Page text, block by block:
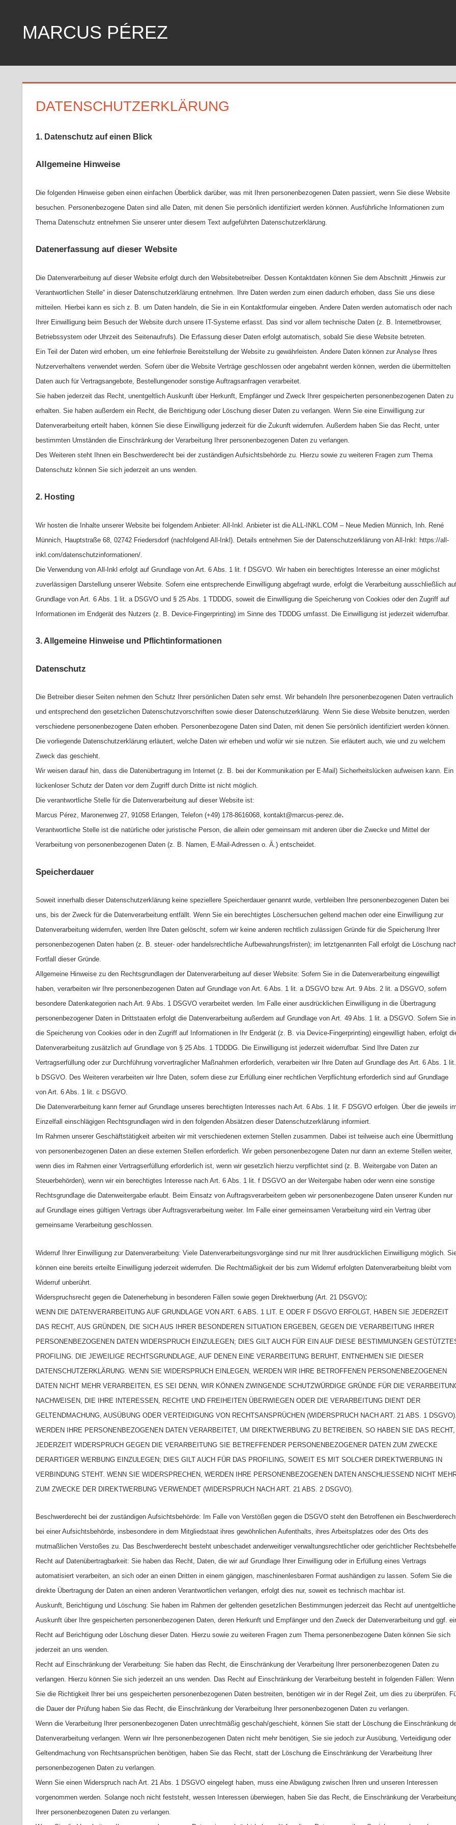
springenMARCUS PÉREZ
DATENSCHUTZERKLÄRUNG
1. Datenschutz auf einen Blick
Allgemeine Hinweise
Die folgenden Hinweise geben einen einfachen Überblick darüber, was mit Ihren personenbezogenen Daten passiert, wenn Sie diese Website
besuchen. Personenbezogene Daten sind alle Daten, mit denen Sie persönlich identifiziert werden können. Ausführliche Informationen zum
Thema Datenschutz entnehmen Sie unserer unter diesem Text aufgeführten Datenschutzerklärung.
Datenerfassung auf dieser Website
Die Datenverarbeitung auf dieser Website erfolgt durch den Websitebetreiber. Dessen Kontaktdaten können Sie dem Abschnitt „Hinweis zur
Verantwortlichen Stelle“ in dieser Datenschutzerklärung entnehmen.
Ihre Daten werden zum einen dadurch erhoben, dass Sie uns diese
mitteilen. Hierbei kann es sich z. B. um Daten handeln, die Sie in ein Kontaktformular eingeben. Andere Daten werden automatisch oder nach
Ihrer Einwilligung beim Besuch der Website durch unsere IT-Systeme erfasst. Das sind vor allem technische Daten (z. B. Internetbrowser,
Betriebssystem oder Uhrzeit des Seitenaufrufs). Die Erfassung dieser Daten erfolgt automatisch, sobald Sie diese Website betreten.
Ein Teil der Daten wird erhoben, um eine fehlerfreie Bereitstellung der Website zu gewährleisten. Andere Daten können zur Analyse Ihres
Nutzerverhaltens verwendet werden. Sofern über die Website Verträge geschlossen oder angebahnt werden können, werden die übermittelten
Daten auch für Vertragsangebote, Bestellungenoder sonstige Auftragsanfragen verarbeitet.
Sie haben jederzeit das Recht, unentgeltlich Auskunft über Herkunft, Empfänger und Zweck Ihrer gespeicherten personenbezogenen Daten zu
erhalten. Sie haben außerdem ein Recht, die Berichtigung oder Löschung dieser Daten zu verlangen. Wenn Sie eine Einwilligung zur
Datenverarbeitung erteilt haben, können Sie diese Einwilligung jederzeit für die Zukunft widerrufen. Außerdem haben Sie das Recht, unter
bestimmten Umständen die Einschränkung der Verarbeitung Ihrer personenbezogenen Daten zu verlangen.
Des Weiteren steht Ihnen ein Beschwerderecht bei der zuständigen Aufsichtsbehörde zu. Hierzu sowie zu weiteren Fragen zum Thema
Datenschutz können Sie sich jederzeit an uns wenden.
2. Hosting
Wir hosten die Inhalte unserer Website bei folgendem Anbieter: All-Inkl. Anbieter ist die ALL-INKL.COM – Neue Medien Münnich, Inh. René
Münnich, Hauptstraße 68, 02742 Friedersdorf (nachfolgend All-Inkl). Details entnehmen Sie der Datenschutzerklärung von All-Inkl: https://all-
inkl.com/datenschutzinformationen/.
Die Verwendung von All-Inkl erfolgt auf Grundlage von Art. 6 Abs. 1 lit. f DSGVO. Wir haben ein berechtigtes Interesse an einer möglichst
zuverlässigen Darstellung unserer Website. Sofern eine entsprechende Einwilligung abgefragt wurde, erfolgt die Verarbeitung ausschließlich
Grundlage von Art. 6 Abs. 1 lit. a DSGVO und § 25 Abs. 1 TDDDG, soweit die Einwilligung die Speicherung von Cookies oder den Zugriff auf
Informationen im Endgerät des Nutzers (z. B. Device-Fingerprinting) im Sinne des TDDDG umfasst. Die Einwilligung ist jederzeit widerrufbar.
3. Allgemeine Hinweise und Pflichtinformationen
Datenschutz
Die Betreiber dieser Seiten nehmen den Schutz Ihrer persönlichen Daten sehr ernst. Wir behandeln Ihre personenbezogenen Daten vertraulich
und entsprechend den gesetzlichen Datenschutzvorschriften sowie dieser Datenschutzerklärung. Wenn Sie diese Website benutzen, werden
verschiedene personenbezogene Daten erhoben. Personenbezogene Daten sind Daten, mit denen Sie persönlich identifiziert werden können.
Die vorliegende Datenschutzerklärung erläutert, welche Daten wir erheben und wofür wir sie nutzen. Sie erläutert auch, wie und zu welchem
Zweck das geschieht.
Wir weisen darauf hin, dass die Datenübertragung im Internet (z. B. bei der Kommunikation per E-Mail) Sicherheitslücken aufweisen kann. Ein
lückenloser Schutz der Daten vor dem Zugriff durch Dritte ist nicht möglich.
Die verantwortliche Stelle für die Datenverarbeitung auf dieser Website ist:
Marcus Pérez, Maronenweg 27, 91058 Erlangen, Telefon (+49) 178-8616068, kontakt@marcus-perez.de.
Verantwortliche Stelle ist die natürliche oder juristische Person, die allein oder gemeinsam mit anderen über die Zwecke und Mittel der
Verarbeitung von personenbezogenen Daten (z. B. Namen, E-Mail-Adressen o. Ä.) entscheidet.
Speicherdauer
Soweit innerhalb dieser Datenschutzerklärung keine speziellere Speicherdauer genannt wurde, verbleiben Ihre personenbezogenen Daten bei
uns, bis der Zweck für die Datenverarbeitung entfällt. Wenn Sie ein berechtigtes Löschersuchen geltend machen oder eine Einwilligung zur
Datenverarbeitung widerrufen, werden Ihre Daten gelöscht, sofern wir keine anderen rechtlich zulässigen Gründe für die Speicherung Ihrer
personenbezogenen Daten haben (z. B. steuer- oder handelsrechtliche Aufbewahrungsfristen); im letztgenannten Fall erfolgt die Löschung
Fortfall dieser Gründe.
Allgemeine Hinweise zu den Rechtsgrundlagen der Datenverarbeitung auf dieser Website: Sofern Sie in die Datenverarbeitung eingewilligt
haben, verarbeiten wir Ihre personenbezogenen Daten auf Grundlage von Art. 6 Abs. 1 lit. a DSGVO bzw. Art. 9 Abs. 2 lit. a DSGVO, sofern
besondere Datenkategorien nach Art. 9 Abs. 1 DSGVO verarbeitet werden. Im Falle einer ausdrücklichen Einwilligung in die Übertragung
personenbezogener Daten in Drittstaaten erfolgt die Datenverarbeitung außerdem auf Grundlage von Art. 49 Abs. 1 lit. a DSGVO. Sofern Sie in
die Speicherung von Cookies oder in den Zugriff auf Informationen in Ihr Endgerät (z. B. via Device-Fingerprinting) eingewilligt haben, erfolgt
Datenverarbeitung zusätzlich auf Grundlage von § 25 Abs. 1 TDDDG. Die Einwilligung ist jederzeit widerrufbar. Sind Ihre Daten zur
Vertragserfüllung oder zur Durchführung vorvertraglicher Maßnahmen erforderlich, verarbeiten wir Ihre Daten auf Grundlage des Art. 6 Abs. 1 lit.
b DSGVO. Des Weiteren verarbeiten wir Ihre Daten, sofern diese zur Erfüllung einer rechtlichen Verpflichtung erforderlich sind auf Grundlage
von Art. 6 Abs. 1 lit. c DSGVO.
Die Datenverarbeitung kann ferner auf Grundlage unseres berechtigten Interesses nach Art. 6 Abs. 1 lit. F DSGVO erfolgen. Über die jeweils
Einzelfall einschlägigen Rechtsgrundlagen wird in den folgenden Absätzen dieser Datenschutzerklärung informiert.
Im Rahmen unserer Geschäftstätigkeit arbeiten wir mit verschiedenen externen Stellen zusammen. Dabei ist teilweise auch eine Übermittlung
von personenbezogenen Daten an diese externen Stellen erforderlich. Wir geben personenbezogene Daten nur dann an externe Stellen weiter,
wenn dies im Rahmen einer Vertragserfüllung erforderlich ist, wenn wir gesetzlich hierzu verpflichtet sind (z. B. Weitergabe von Daten an
Steuerbehörden), wenn wir ein berechtigtes Interesse nach Art. 6 Abs. 1 lit. f DSGVO an der Weitergabe haben oder wenn eine sonstige
Rechtsgrundlage die Datenweitergabe erlaubt. Beim Einsatz von Auftragsverarbeitern geben wir personenbezogene Daten unserer Kunden nur
auf Grundlage eines gültigen Vertrags über Auftragsverarbeitung weiter. Im Falle einer gemeinsamen Verarbeitung wird ein Vertrag über
gemeinsame Verarbeitung geschlossen.
Widerruf Ihrer Einwilligung zur Datenverarbeitung: Viele Datenverarbeitungsvorgänge sind nur mit Ihrer ausdrücklichen Einwilligung möglich.
können eine bereits erteilte Einwilligung jederzeit widerrufen. Die Rechtmäßigkeit der bis zum Widerruf erfolgten Datenverarbeitung bleibt vom
Widerruf unberührt.
Widerspruchsrecht gegen die Datenerhebung in besonderen Fällen sowie gegen Direktwerbung (Art. 21 DSGVO):
WENN DIE DATENVERARBEITUNG AUF GRUNDLAGE VON ART. 6 ABS. 1 LIT. E ODER F DSGVO ERFOLGT, HABEN SIE JEDERZEIT
DAS RECHT, AUS GRÜNDEN, DIE SICH AUS IHRER BESONDEREN SITUATION ERGEBEN, GEGEN DIE VERARBEITUNG IHRER
PERSONENBEZOGENEN DATEN WIDERSPRUCH EINZULEGEN; DIES GILT AUCH FÜR EIN AUF DIESE BESTIMMUNGEN
PROFILING. DIE JEWEILIGE RECHTSGRUNDLAGE, AUF DENEN EINE VERARBEITUNG BERUHT, ENTNEHMEN SIE DIESER
DATENSCHUTZERKLÄRUNG. WENN SIE WIDERSPRUCH EINLEGEN, WERDEN WIR IHRE BETROFFENEN PERSONENBEZOGENEN
DATEN NICHT MEHR VERARBEITEN, ES SEI DENN, WIR KÖNNEN ZWINGENDE SCHUTZWÜRDIGE GRÜNDE FÜR DIE
NACHWEISEN, DIE IHRE INTERESSEN, RECHTE UND FREIHEITEN ÜBERWIEGEN ODER DIE VERARBEITUNG DIENT DER
GELTENDMACHUNG, AUSÜBUNG ODER VERTEIDIGUNG VON RECHTSANSPRÜCHEN (WIDERSPRUCH NACH ART. 21 ABS. 1
WERDEN IHRE PERSONENBEZOGENEN DATEN VERARBEITET, UM DIREKTWERBUNG ZU BETREIBEN, SO HABEN SIE DAS RECHT,
JEDERZEIT WIDERSPRUCH GEGEN DIE VERARBEITUNG SIE BETREFFENDER PERSONENBEZOGENER DATEN ZUM ZWECKE
DERARTIGER WERBUNG EINZULEGEN; DIES GILT AUCH FÜR DAS PROFILING, SOWEIT ES MIT SOLCHER DIREKTWERBUNG IN
VERBINDUNG STEHT. WENN SIE WIDERSPRECHEN, WERDEN IHRE PERSONENBEZOGENEN DATEN ANSCHLIESSEND NICHT
ZUM ZWECKE DER DIREKTWERBUNG VERWENDET (WIDERSPRUCH NACH ART. 21 ABS. 2 DSGVO).
Beschwerderecht bei der zuständigen Aufsichtsbehörde: Im Falle von Verstößen gegen die DSGVO steht den Betroffenen ein
bei einer Aufsichtsbehörde, insbesondere in dem Mitgliedstaat ihres gewöhnlichen Aufenthalts, ihres Arbeitsplatzes oder des Orts des
mutmaßlichen Verstoßes zu. Das Beschwerderecht besteht unbeschadet anderweitiger verwaltungsrechtlicher oder gerichtlicher
Recht auf Datenübertragbarkeit: Sie haben das Recht, Daten, die wir auf Grundlage Ihrer Einwilligung oder in Erfüllung eines Vertrags
automatisiert verarbeiten, an sich oder an einen Dritten in einem gängigen, maschinenlesbaren Format aushändigen zu lassen. Sofern Sie die
direkte Übertragung der Daten an einen anderen Verantwortlichen verlangen, erfolgt dies nur, soweit es technisch machbar ist.
Auskunft, Berichtigung und Löschung: Sie haben im Rahmen der geltenden gesetzlichen Bestimmungen jederzeit das Recht auf unentgeltliche
Auskunft über Ihre gespeicherten personenbezogenen Daten, deren Herkunft und Empfänger und den Zweck der Datenverarbeitung und ggf.
Recht auf Berichtigung oder Löschung dieser Daten. Hierzu sowie zu weiteren Fragen zum Thema personenbezogene Daten können Sie sich
jederzeit an uns wenden.
Recht auf Einschränkung der Verarbeitung: Sie haben das Recht, die Einschränkung der Verarbeitung Ihrer personenbezogenen Daten zu
verlangen. Hierzu können Sie sich jederzeit an uns wenden. Das Recht auf Einschränkung der Verarbeitung besteht in folgenden Fällen: Wenn
Sie die Richtigkeit Ihrer bei uns gespeicherten personenbezogenen Daten bestreiten, benötigen wir in der Regel Zeit, um dies zu überprüfen.
die Dauer der Prüfung haben Sie das Recht, die Einschränkung der Verarbeitung Ihrer personenbezogenen Daten zu verlangen.
Wenn die Verarbeitung Ihrer personenbezogenen Daten unrechtmäßig geschah/geschieht, können Sie statt der Löschung die Einschränkung
Datenverarbeitung verlangen. Wenn wir Ihre personenbezogenen Daten nicht mehr benötigen, Sie sie jedoch zur Ausübung, Verteidigung oder
Geltendmachung von Rechtsansprüchen benötigen, haben Sie das Recht, statt der Löschung die Einschränkung der Verarbeitung Ihrer
personenbezogenen Daten zu verlangen.
Wenn Sie einen Widerspruch nach Art. 21 Abs. 1 DSGVO eingelegt haben, muss eine Abwägung zwischen Ihren und unseren Interessen
vorgenommen werden. Solange noch nicht feststeht, wessen Interessen überwiegen, haben Sie das Recht, die Einschränkung der
Ihrer personenbezogenen Daten zu verlangen.